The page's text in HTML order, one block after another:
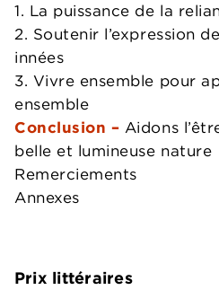
1. La puissance de la
2. Soutenir l’expression
innées
3. Vivre ensemble pour
ensemble
Conclusion – Aidons
belle et lumineuse nature
Remerciements
Annexes
Prix littéraires